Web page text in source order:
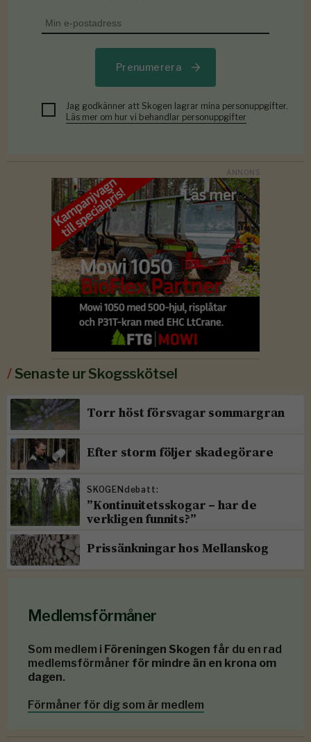
Prenumerera
Jag godkänner att Skogen lagrar mina personuppgifter.
Läs mer om hur vi behandlar personuppgifter
/Senaste ur Skogsskötsel
Torr höst försvagar sommargran
Efter storm följer skadegörare
SKOGENdebatt:
”Kontinuitetsskogar – har de
verkligen funnits?”
Prissänkningar hos Mellanskog
Medlemsförmåner
Som medlem i Föreningen Skogen får du en rad
medlemsförmåner för mindre än en krona om
dagen.
Förmåner för dig som är medlem